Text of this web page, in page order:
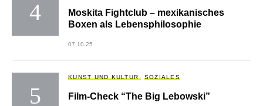
Moskita Fightclub – mexikanisches
Boxen als Lebensphilosophie
07.10.25
KUNST UND KULTUR SOZIALES
Film-Check “The Big Lebowski”